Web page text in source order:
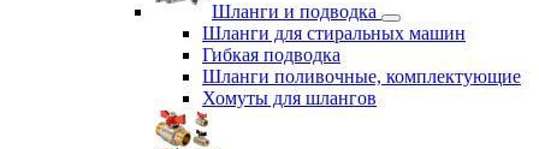
Шланги и подводка
Шланги для стиральных машин
Гибкая подводка
Шланги поливочные, комплектующие
Хомуты для шлангов